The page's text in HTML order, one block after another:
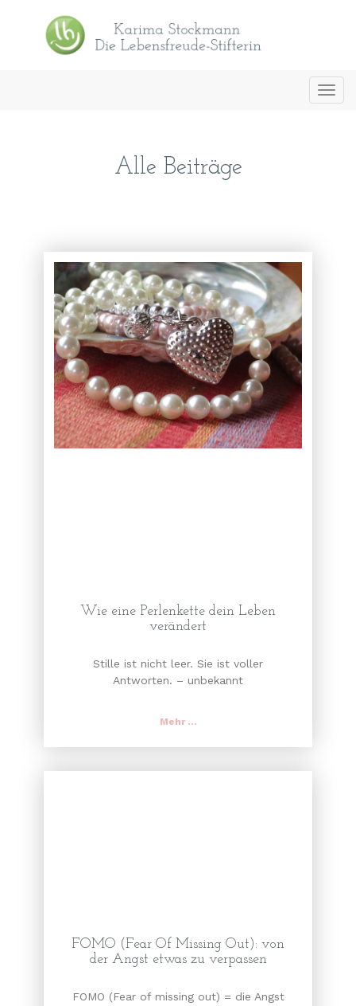
Alle Beiträge
Wie eine Perlenkette dein Leben
verändert
Stille ist nicht leer. Sie ist voller
Antworten. – unbekannt
Mehr ...
FOMO (Fear Of Missing Out): von
der Angst etwas zu verpassen
FOMO (Fear of missing out) = die Angst